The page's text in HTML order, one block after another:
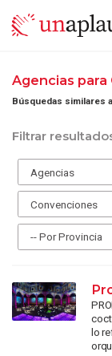
Agencias
Búsquedas similares
Filtrar
lo